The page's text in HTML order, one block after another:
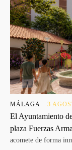
MÁLAGA 3
El Ayuntamiento
plaza Fuerzas
acomete de forma